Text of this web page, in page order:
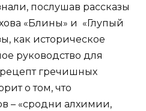
послушав рассказы
«Блины» и «Глупый
как историческое
руководство для
гречишных
о том, что
– «сродни алхимии,